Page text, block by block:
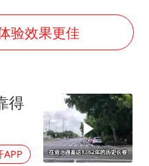
泰国校园枪击事件已致8死30余伤
福建省泉州市委书记张毅恭接受纪律审查和监察调查
菜之乡”最高温达41.8℃
2名小孩玩手机低头幅度近乎折叠
验效果更佳
得
APP